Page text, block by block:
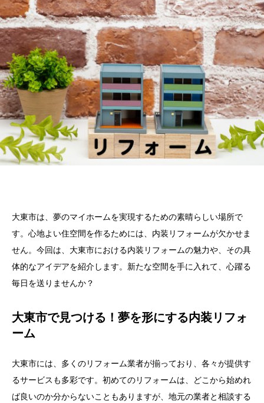
大東市は、夢のマイホームを実現するための素晴らしい場所で
す。心地よい住空間を作るためには、内装リフォームが欠かせま
せん。今回は、大東市における内装リフォームの魅力や、その具
体的なアイデアを紹介します。新たな空間を手に入れて、心躍る
毎日を送りませんか？
大東市で見つける！夢を形にする内装リフォ
ーム
大東市には、多くのリフォーム業者が揃っており、各々が提供す
るサービスも多彩です。初めてのリフォームは、どこから始めれ
ば良いのか分からないこともありますが、地元の業者と相談する